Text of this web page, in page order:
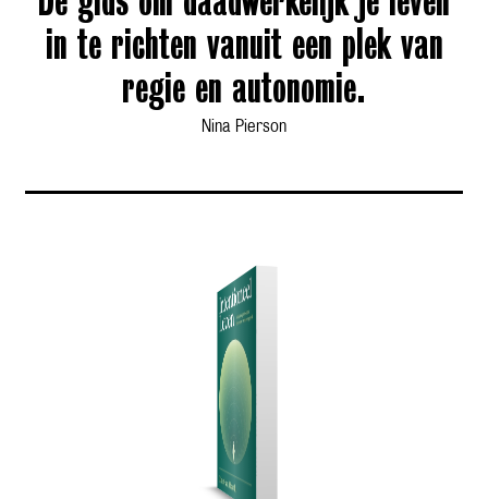
in te richten vanuit een plek van
regie en autonomie.
Nina Pierson